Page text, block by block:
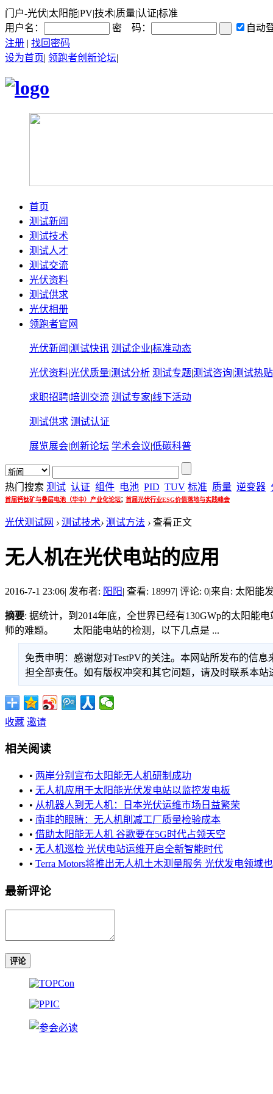
门户-光伏|太阳能|PV|技术|质量|认证|标准
用户名：
密 码：
自动
注册 | 找回密码
设为首页| 领跑者创新论坛|
首页
测试新闻
测试技术
测试人才
测试交流
光伏资料
测试供求
光伏相册
领跑者官网
光伏新闻 |测试快讯 测试企业|标准动态
光伏资料|光伏质量|测试分析 测试专题|测试咨询|测试热贴
求职招聘|培训交流 测试专家|线下活动
测试供求 测试认证
展览展会|创新论坛 学术会议|低碳科普
热门搜索 测试 认证 组件 电池 PID TUV 标准 质量 逆变器
首届钙钛矿与叠层电池（华中）产业化论坛; 首届光伏行业ESG价值落地与实践峰会
光伏测试网 › 测试技术› 测试方法 › 查看正文
无人机在光伏电站的应用
2016-7-1 23:06| 发布者: 阳阳| 查看: 18997| 评论: 0|来自: 太阳能
摘要: 据统计，到2014年底，全世界已经有130GWp的太阳能
师的难题。 太阳能电站的检测，以下几点是 ...
免责申明：感谢您对TestPV的关注。本网站所发布的信
担全部责任。如有版权冲突和其它问题，请及时联系本
收藏 邀请
相关阅读
• 两岸分别宣布太阳能无人机研制成功
• 无人机应用于太阳能光伏发电站以监控发电板
• 从机器人到无人机：日本光伏运维市场日益繁荣
• 南非的眼睛：无人机削减工厂质量检验成本
• 借助太阳能无人机 谷歌要在5G时代占领天空
• 无人机巡检 光伏电站运维开启全新智能时代
• Terra Motors将推出无人机土木测量服务 光伏发电领域
最新评论
评论